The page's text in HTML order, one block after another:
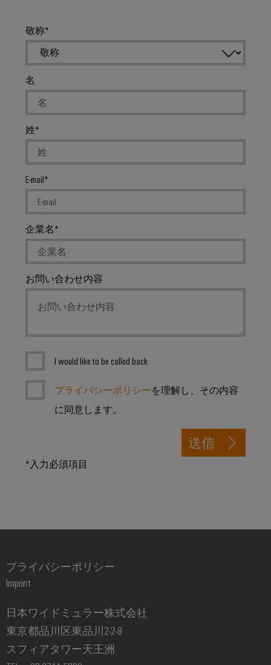
力
エ
ル
風
エ
ギ
ー
に
お
け
る
卓
越
し
操
ソ
フ
ウ
ア
マ
ー
ー
産
業
用
プ
リ
タ
産
業
用
照
盤
イ
ラ
ャ
ア
敬称
名
姓
E-mail
企業名
お問い合わせ内容
I would like to be called back
プライバシーポリシーを理解し、その内容
に同意します。
*入力必須項目
送信
プライバシーポリシー
Imprint
日本ワイドミュラー株式会社
東京都品川区東品川2-2-8
スフィアタワー天王洲